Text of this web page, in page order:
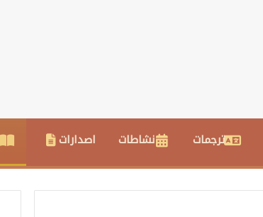
ترجمات نشاطات اصدارات